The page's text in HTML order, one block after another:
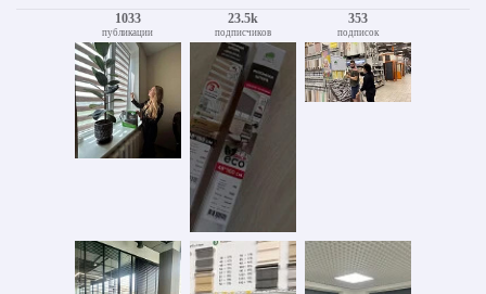
1033
публикации
23.5k
подписчиков
353
подписок